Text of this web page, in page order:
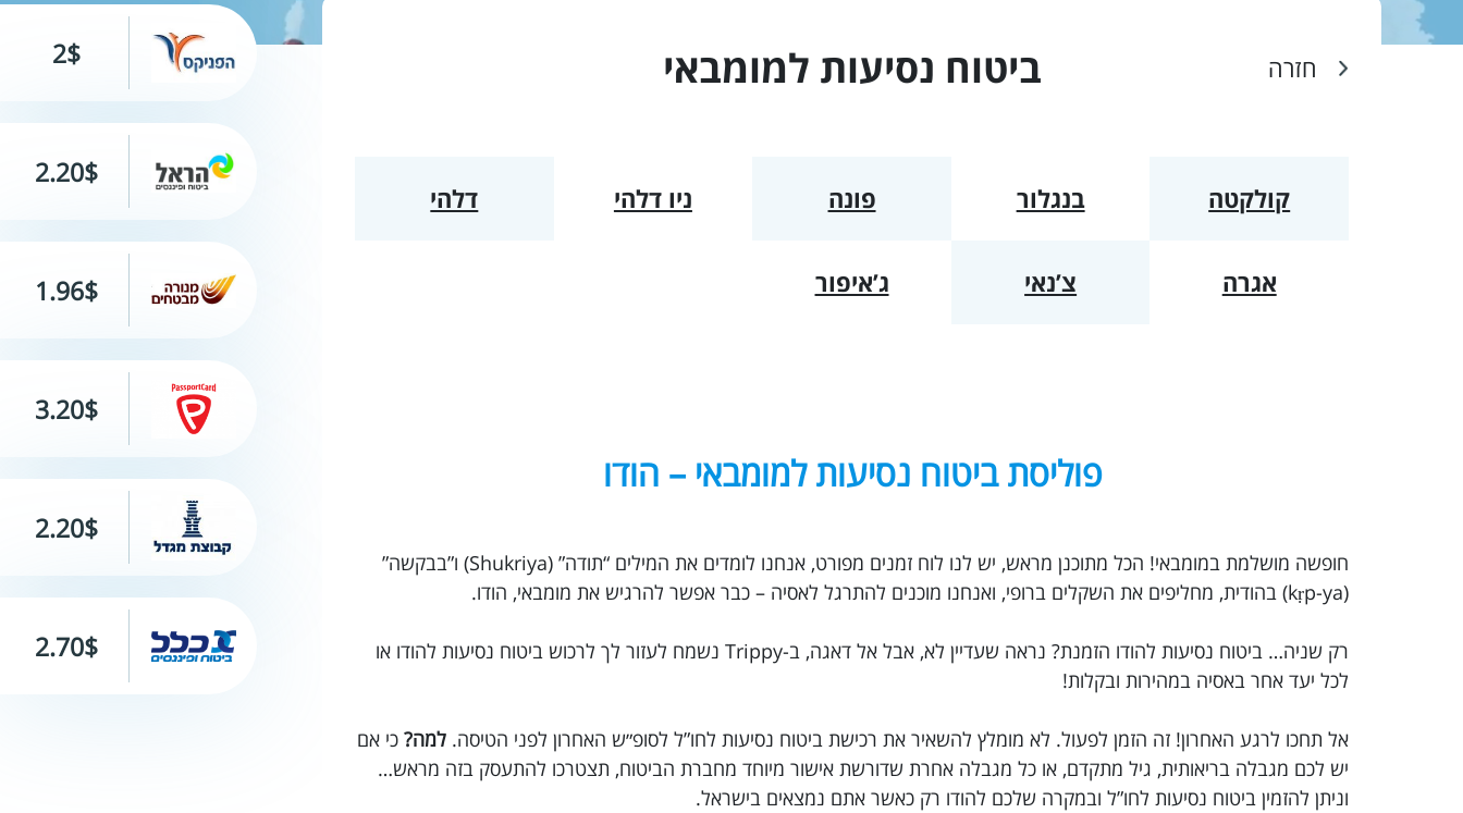
אוסטרליה - הפסיפיק
חזרה ביטוח נסיעות למומבאי
קולקטה בנגלור פונה ניו דלהי דלהי
אגרה צ’נאי ג’איפור
פוליסת ביטוח נסיעות למומבאי – הודו
חופשה מושלמת במומבאי! הכל מתוכנן מראש, יש לנו לוח זמנים מפורט, אנחנו לומדים את המילים “תודה” (Shukriya) ו”בבקשה”
(kṛp-ya) בהודית, מחליפים את השקלים ברופי, ואנחנו מוכנים להתרגל לאסיה – כבר אפשר להרגיש את מומבאי, הודו.
רק שניה… ביטוח נסיעות להודו הזמנת? נראה שעדיין לא, אבל אל דאגה, ב-Trippy נשמח לעזור לך לרכוש ביטוח נסיעות להודו או
לכל יעד אחר באסיה במהירות ובקלות!
אל תחכו לרגע האחרון! זה הזמן לפעול. לא מומלץ להשאיר את רכישת ביטוח נסיעות לחו”ל לסופ״ש האחרון לפני הטיסה. למה? כי אם
יש לכם מגבלה בריאותית, גיל מתקדם, או כל מגבלה אחרת שדורשת אישור מיוחד מחברת הביטוח, תצטרכו להתעסק בזה מראש…
וניתן להזמין ביטוח נסיעות לחו”ל ובמקרה שלכם להודו רק כאשר אתם נמצאים בישראל.
2$
2.20$
1.96$
3.20$
2.20$
2.70$